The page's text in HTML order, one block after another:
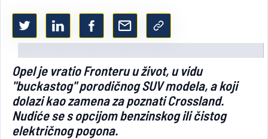
Opel je vratio Fronteru u život, u vidu
"buckastog" porodičnog SUV modela, a koji
dolazi kao zamena za poznati Crossland.
Nudiće se s opcijom benzinskog ili čistog
električnog pogona.